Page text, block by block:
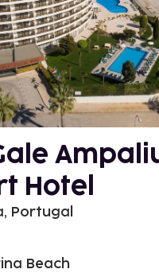
Hotel
Portugal
Beach